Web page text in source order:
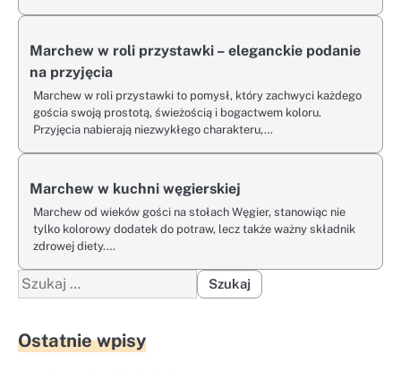
Marchew w roli przystawki – eleganckie podanie
na przyjęcia
Marchew w roli przystawki to pomysł, który zachwyci każdego
gościa swoją prostotą, świeżością i bogactwem koloru.
Przyjęcia nabierają niezwykłego charakteru,…
Marchew w kuchni węgierskiej
Marchew od wieków gości na stołach Węgier, stanowiąc nie
tylko kolorowy dodatek do potraw, lecz także ważny składnik
zdrowej diety.…
Szukaj:
Ostatnie wpisy